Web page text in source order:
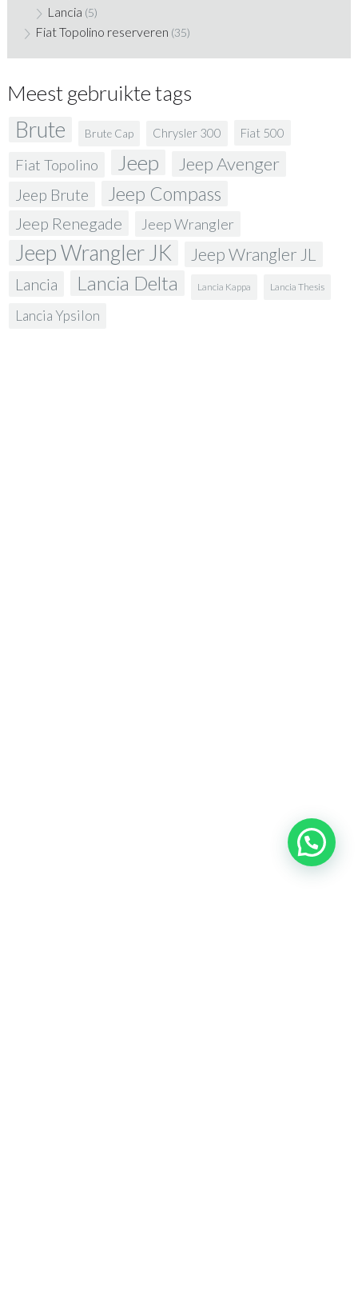
Lancia (5)
Fiat Topolino reserveren (35)
Meest gebruikte tags
Brute Brute Cap Chrysler 300 Fiat 500
Fiat Topolino Jeep Jeep Avenger
Jeep Brute Jeep Compass
Jeep Renegade Jeep Wrangler
Jeep Wrangler JK Jeep Wrangler JL
Lancia Lancia Delta Lancia Kappa Lancia Thesis
Lancia Ypsilon